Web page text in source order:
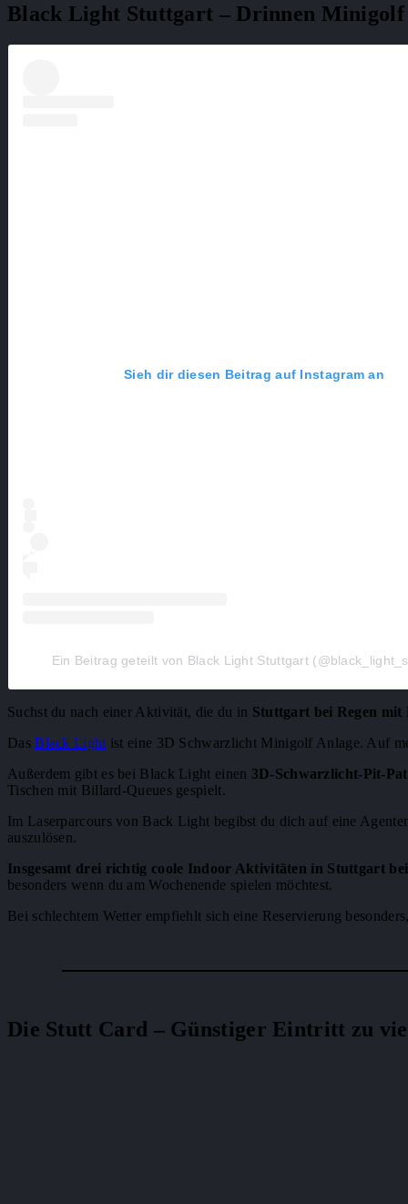
Black Light Stuttgart – Drinnen Minigolf
Sieh dir diesen Beitrag auf Instagram an
Ein Beitrag geteilt von Black Light Stuttgart
Suchst du nach einer Aktivität, die du in Stuttgart bei Regen
DasBlack Light ist eine 3D Schwarzlicht Minigolf Anlage. Auf
Außerdem gibt es bei Black Light einen 3D-Schwarzlicht-Pit-
Tischen mit Billard-Queues gespielt.
Im Laserparcours von Back Light begibst du dich auf eine
auszulösen.
Insgesamt drei richtig coole Indoor Aktivitäten in Stuttgart
besonders wenn du am Wochenende spielen möchtest.
Bei schlechtem Wetter empfiehlt sich eine Reservierung
Die Stutt Card – Günstiger Eintritt zu